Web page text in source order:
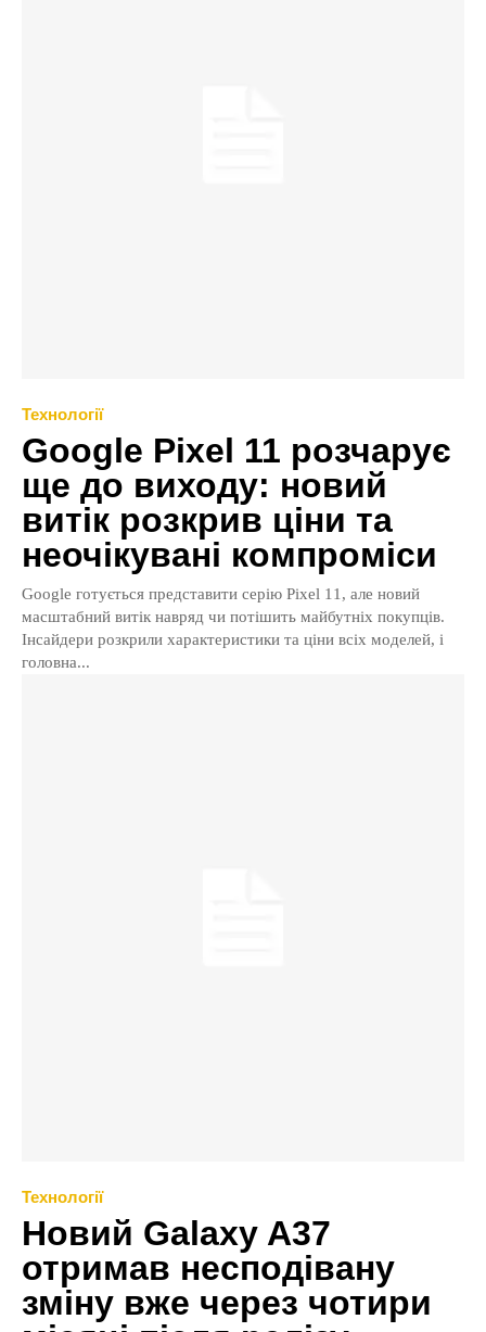
Технології
Google Pixel 11 розчарує
ще до виходу: новий
витік розкрив ціни та
неочікувані компроміси
Google готується представити серію Pixel 11, але новий
масштабний витік навряд чи потішить майбутніх покупців.
Інсайдери розкрили характеристики та ціни всіх моделей, і
головна...
Технології
Новий Galaxy A37
отримав несподівану
зміну вже через чотири